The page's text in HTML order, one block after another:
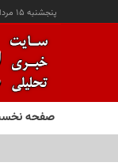
پنجشنبه ۱۵ مرداد ۱۴۰۵
صفحه